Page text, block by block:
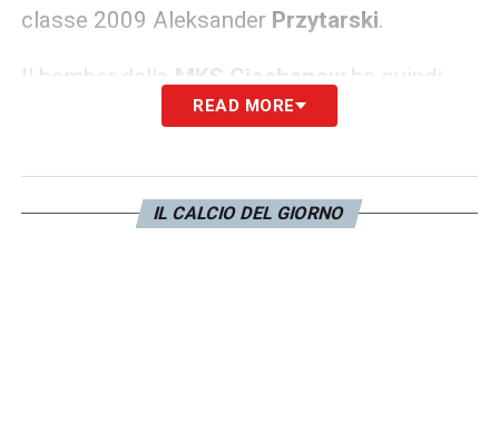
classe 2009 Aleksander Przytarski.
Il bomber della MKS Ciechanow
ha quindi
mostrato tutte le sue qualità, facendo subito
nel giro della Nazionale ed è stato convocato
addirittura dalla Polonia U19.
READ MORE
IL CALCIO DEL GIORNO